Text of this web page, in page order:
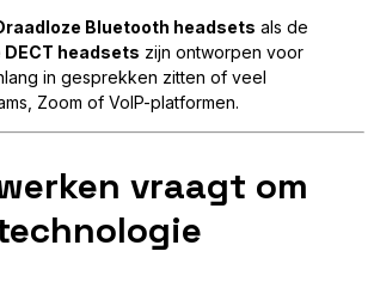
Bluetooth headsets als de
headsets zijn ontworpen voor
in gesprekken zitten of veel
Zoom of VoIP-platformen.
vraagt om